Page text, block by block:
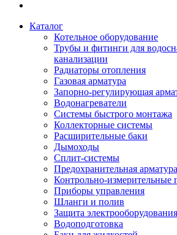
Каталог
Котельное оборудование
Трубы и фитинги для
канализации
Радиаторы отопления
Газовая арматура
Запорно-регулирующая
Водонагреватели
Системы быстрого монтажа
Коллекторные системы
Расширительные баки
Дымоходы
Сплит-системы
Предохранительная арматура
Контрольно-измерительные
Приборы управления
Шланги и полив
Защита
Водоподготовка